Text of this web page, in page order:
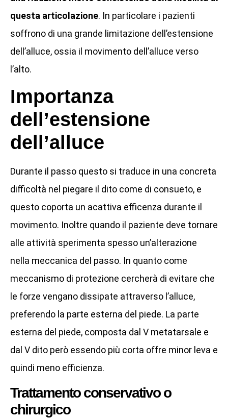
questa articolazione. In particolare i pazienti
soffrono di una grande limitazione dell’estensione
dell’alluce, ossia il movimento dell’alluce verso
l’alto.
Importanza
dell’estensione
dell’alluce
Durante il passo questo si traduce in una concreta
difficoltà nel piegare il dito come di consueto, e
questo coporta un acattiva efficenza durante il
movimento. Inoltre quando il paziente deve tornare
alle attività sperimenta spesso un’alterazione
nella meccanica del passo. In quanto come
meccanismo di protezione cercherà di evitare che
le forze vengano dissipate attraverso l’alluce,
preferendo la parte esterna del piede. La parte
esterna del piede, composta dal V metatarsale e
dal V dito però essendo più corta offre minor leva e
quindi meno efficienza.
Trattamento conservativo o
chirurgico